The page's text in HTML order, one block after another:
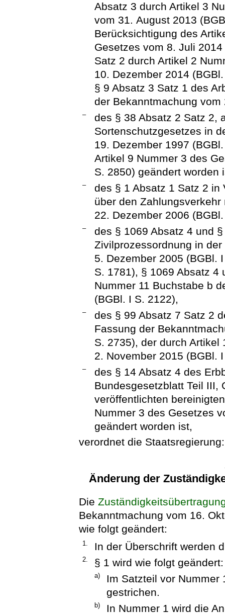
Absatz 3 durch Artikel 3
vom 31. August 2013
Berücksichtigung des
Gesetzes vom 8. Juli
Satz 2 durch Artikel 2
10. Dezember 2014
§ 9 Absatz 3 Satz 1 des
der Bekanntmachung
–
des § 38 Absatz 2 Satz 2,
Sortenschutzgesetzes in
19. Dezember 1997
Artikel 9 Nummer 3 des
S. 2850) geändert worden
–
des § 1 Absatz 1 Satz 2 in
über den
22. Dezember 2006
–
des § 1069 Absatz 4 und
Zivilprozessordnung in
5. Dezember 2005 (BGBl.
S. 1781), § 1069 Absatz 4
Nummer 11 Buchstabe b
(BGBl. I S. 2122),
–
des § 99 Absatz 7 Satz 2
Fassung der
S. 2735), der durch Artikel
2. November 2015 (BGBl.
–
des § 14 Absatz 4 des
Bundesgesetzblatt Teil III,
veröffentlichten
Nummer 3 des Gesetzes
geändert worden ist,
verordnet die Staatsregierung:
Änderung der
Die
Bekanntmachung vom 16.
wie folgt geändert:
1. In der Überschrift werden
2. § 1 wird wie folgt geändert:
a)
Im Satzteil vor Nummer
gestrichen.
b) In Nummer 1 wird die